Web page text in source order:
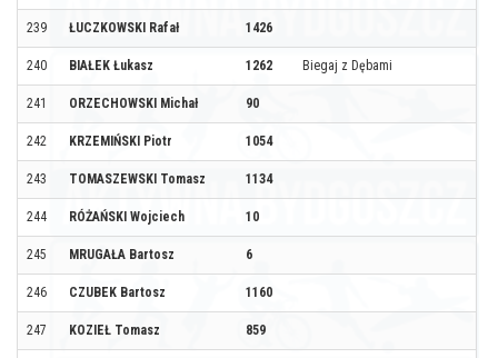
239 ŁUCZKOWSKI Rafał 1426
240 BIAŁEK Łukasz 1262 Biegaj z Dębami
241 ORZECHOWSKI Michał 90
242 KRZEMIŃSKI Piotr 1054
243 TOMASZEWSKI Tomasz 1134
244 RÓŻAŃSKI Wojciech 10
245 MRUGAŁA Bartosz 6
246 CZUBEK Bartosz 1160
247 KOZIEŁ Tomasz 859